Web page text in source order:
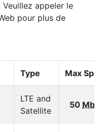
appeler le
pour plus de
Type Max
LTE and
Satellite
50